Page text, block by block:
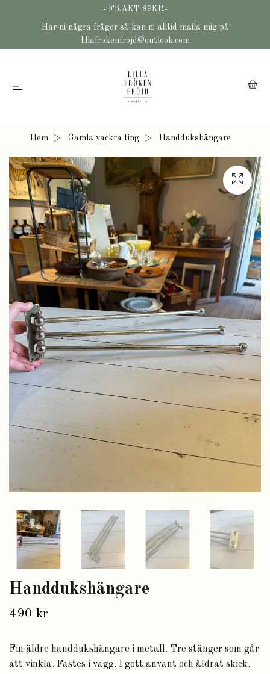
- FRAKT 89KR-
Har ni några frågor så kan ni alltid maila mig på
lillafrokenfrojd@outlook.com
Hem Gamla vackra ting Handdukshängare
Handdukshängare
490 kr
Fin äldre handdukshängare i metall. Tre stänger som går
att vinkla. Fästes i vägg. I gott använt och åldrat skick.